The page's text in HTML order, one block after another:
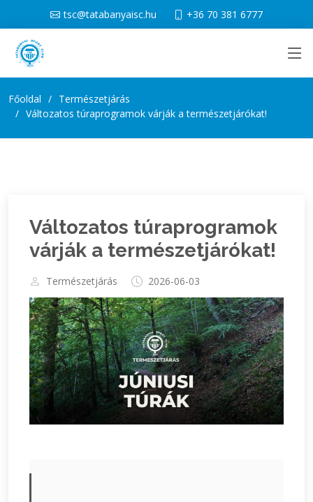
tsc@tatabanyaisc.hu +36 70 381 6777
Főoldal
Természetjárás
Változatos túraprogramok várják a természetjárókat!
Változatos túraprogramok
várják a természetjárókat!
Természetjárás 2026-06-03